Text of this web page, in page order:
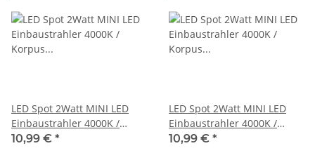
LED Spot 2Watt MINI LED
Einbaustrahler 4000K /
Korpus Grau / 230V
10,99 € *
LED Spot 2Watt MINI LED
Einbaustrahler 4000K /
Korpus Weiß / 230V
10,99 € *